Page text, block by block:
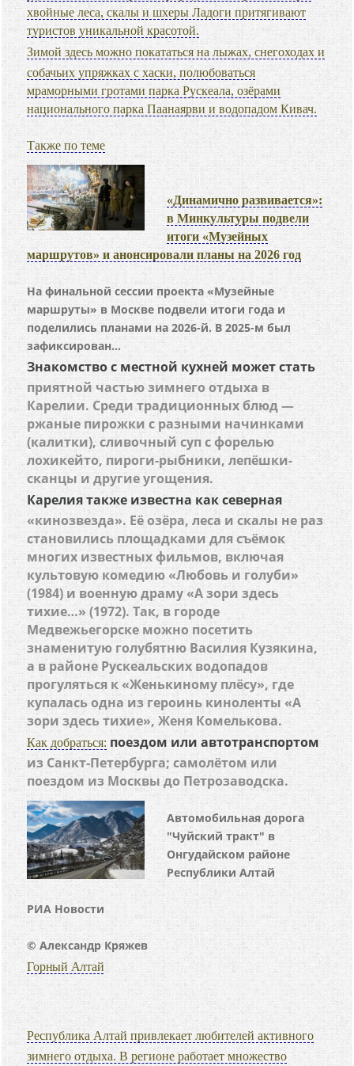
хвойные леса, скалы и шхеры Ладоги притягивают
туристов уникальной красотой.
Зимой здесь можно покататься на лыжах, снегоходах и
собачьих упряжках с хаски, полюбоваться
мраморными гротами парка Рускеала, озёрами
национального парка Паанаярви и водопадом Кивач.
Также по теме
«Динамично развивается»:
в Минкультуры подвели
итоги «Музейных
маршрутов» и анонсировали планы на 2026 год
На финальной сессии проекта «Музейные
маршруты» в Москве подвели итоги года и
поделились планами на 2026-й. В 2025-м был
зафиксирован...
Знакомство с местной кухней может стать
приятной частью зимнего отдыха в
Карелии. Среди традиционных блюд —
ржаные пирожки с разными начинками
(калитки), сливочный суп с форелью
лохикейто, пироги-рыбники, лепёшки-
сканцы и другие угощения.
Карелия также известна как северная
«кинозвезда». Её озёра, леса и скалы не раз
становились площадками для съёмок
многих известных фильмов, включая
культовую комедию «Любовь и голуби»
(1984) и военную драму «А зори здесь
тихие…» (1972). Так, в городе
Медвежьегорске можно посетить
знаменитую голубятню Василия Кузякина,
а в районе Рускеальских водопадов
прогуляться к «Женькиному плёсу», где
купалась одна из героинь киноленты «А
зори здесь тихие», Женя Комелькова.
Как добраться: поездом или автотранспортом
из Санкт-Петербурга; самолётом или
поездом из Москвы до Петрозаводска.
Автомобильная дорога
"Чуйский тракт" в
Онгудайском районе
Республики Алтай
РИА Новости
© Александр Кряжев
Горный Алтай
Республика Алтай привлекает любителей активного
зимнего отдыха. В регионе работает множество